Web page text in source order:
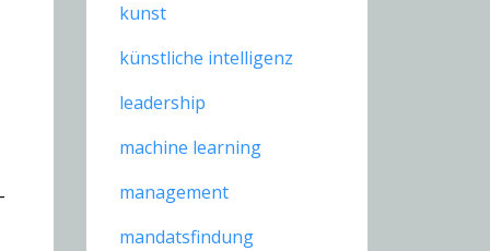
kunst
künstliche intelligenz
leadership
machine learning
management
mandatsfindung